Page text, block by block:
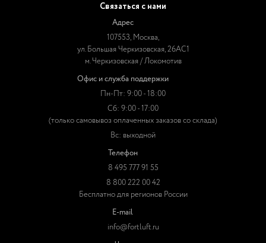
Связаться с нами
Адрес
107553, Москва,
ул. Большая Черкизовская, 26АС1
м. Черкизовская / Локомотив
Офис и служба поддержки
Пн-Пт: 9:00 - 18:00
Сб: 9:00 - 17:00
(только самовывоз оплаченных заказов со склада)
Вс: выходной
Телефон
8 495 777 91 55
8 800 222 00 42
Бесплатно для регионов России
E-mail
info@fortluft.ru